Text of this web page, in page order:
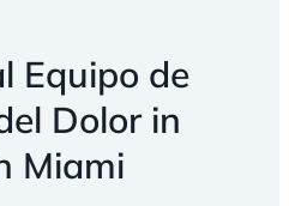
Equipo de
Dolor in
Miami